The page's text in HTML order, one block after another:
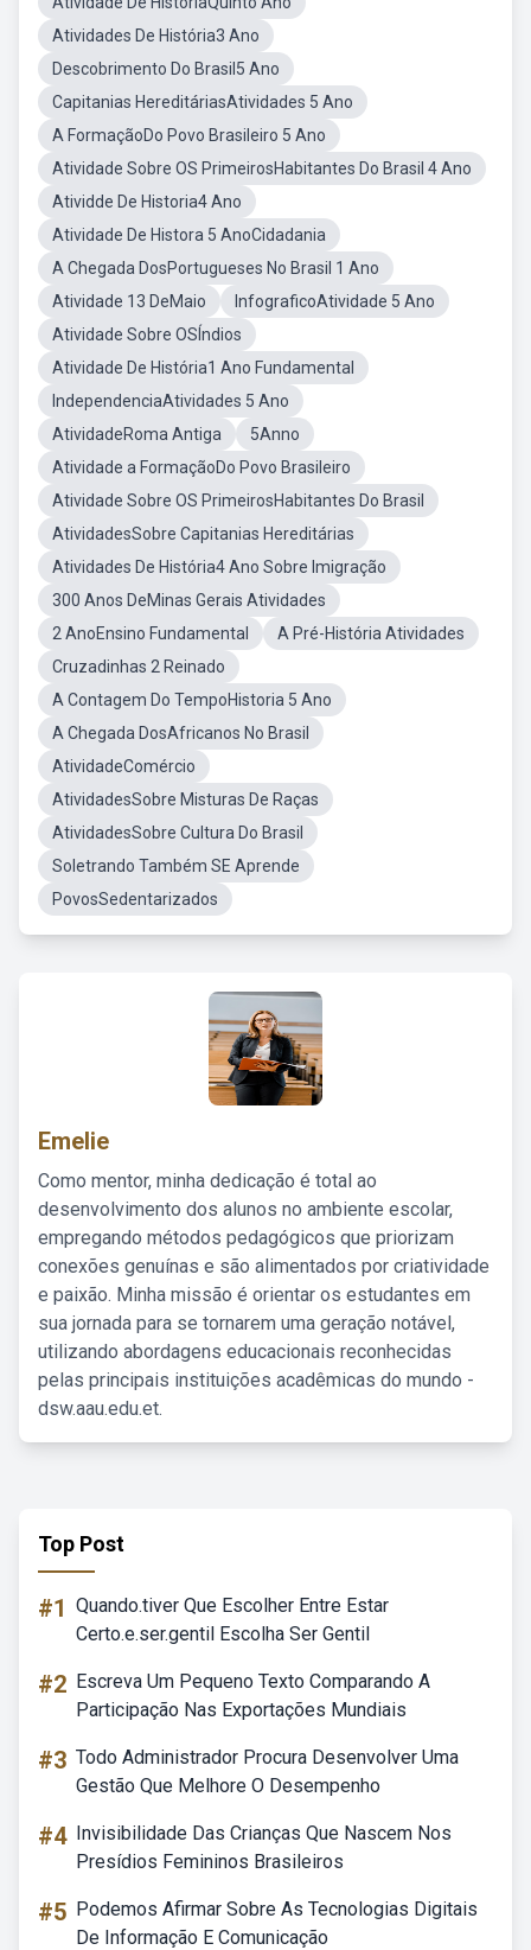
Atividades De História3 Ano
Descobrimento Do Brasil5 Ano
Capitanias HereditáriasAtividades 5 Ano
A FormaçãoDo Povo Brasileiro 5 Ano
Atividade Sobre OS PrimeirosHabitantes Do Brasil 4 Ano
Atividde De Historia4 Ano
Atividade De Histora 5 AnoCidadania
A Chegada DosPortugueses No Brasil 1 Ano
Atividade 13 DeMaio
InfograficoAtividade 5 Ano
Atividade Sobre OSÍndios
Atividade De História1 Ano Fundamental
IndependenciaAtividades 5 Ano
AtividadeRoma Antiga
5Anno
Atividade a FormaçãoDo Povo Brasileiro
Atividade Sobre OS PrimeirosHabitantes Do Brasil
AtividadesSobre Capitanias Hereditárias
Atividades De História4 Ano Sobre Imigração
300 Anos DeMinas Gerais Atividades
2 AnoEnsino Fundamental
A Pré-História Atividades
Cruzadinhas 2 Reinado
A Contagem Do TempoHistoria 5 Ano
A Chegada DosAfricanos No Brasil
AtividadeComércio
AtividadesSobre Misturas De Raças
AtividadesSobre Cultura Do Brasil
Soletrando Também SE Aprende
PovosSedentarizados
Emelie
Como mentor, minha dedicação é total ao
desenvolvimento dos alunos no ambiente escolar,
empregando métodos pedagógicos que priorizam
conexões genuínas e são alimentados por criatividade
e paixão. Minha missão é orientar os estudantes em
sua jornada para se tornarem uma geração notável,
utilizando abordagens educacionais reconhecidas
pelas principais instituições acadêmicas do mundo -
dsw.aau.edu.et.
Top Post
#1 Quando.tiver Que Escolher Entre Estar
Certo.e.ser.gentil Escolha Ser Gentil
#2 Escreva Um Pequeno Texto Comparando A
Participação Nas Exportações Mundiais
#3 Todo Administrador Procura Desenvolver Uma
Gestão Que Melhore O Desempenho
#4 Invisibilidade Das Crianças Que Nascem Nos
Presídios Femininos Brasileiros
#5 Podemos Afirmar Sobre As Tecnologias Digitais
De Informação E Comunicação